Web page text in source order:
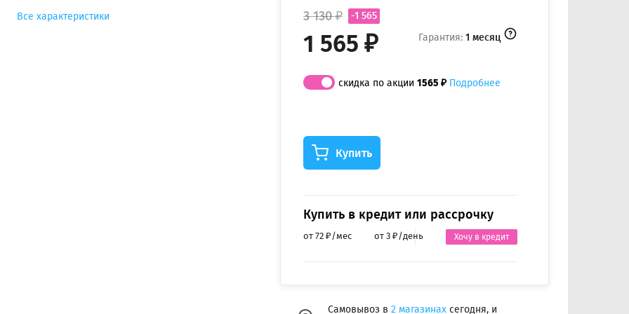
Все характеристики -1 565
3 130 ₽
1 565 ₽ Гарантия: 1 месяц
скидка по акции 1565 ₽ Подробнее
Купить
Купить в кредит или рассрочку
от 72 ₽/мес от 3 ₽/день Хочу в кредит
Самовывоз в 2 магазинах сегодня, и